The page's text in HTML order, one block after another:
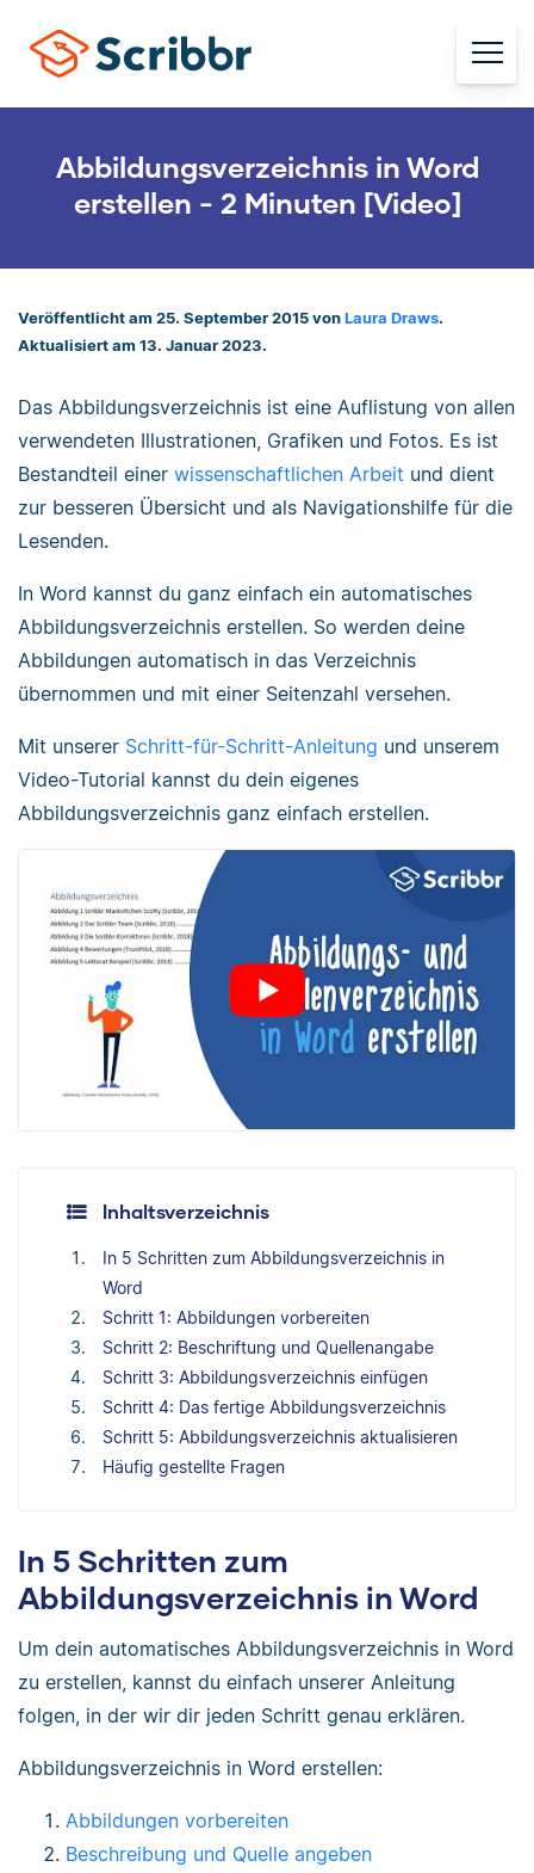
Abbildungsverzeichnis in Word
erstellen - 2 Minuten [Video]
Veröffentlicht am 25. September 2015 von Laura Draws.
Aktualisiert am 13. Januar 2023.
Das Abbildungsverzeichnis ist eine Auflistung von allen
verwendeten Illustrationen, Grafiken und Fotos. Es ist
Bestandteil einer wissenschaftlichen Arbeit und dient
zur besseren Übersicht und als Navigationshilfe für die
Lesenden.
In Word kannst du ganz einfach ein automatisches
Abbildungsverzeichnis erstellen. So werden deine
Abbildungen automatisch in das Verzeichnis
übernommen und mit einer Seitenzahl versehen.
Mit unserer Schritt-für-Schritt-Anleitung und unserem
Video-Tutorial kannst du dein eigenes
Abbildungsverzeichnis ganz einfach erstellen.
Inhaltsverzeichnis
In 5 Schritten zum Abbildungsverzeichnis in
Word
Schritt 1: Abbildungen vorbereiten
Schritt 2: Beschriftung und Quellenangabe
Schritt 3: Abbildungsverzeichnis einfügen
Schritt 4: Das fertige Abbildungsverzeichnis
Schritt 5: Abbildungsverzeichnis aktualisieren
Häufig gestellte Fragen
In 5 Schritten zum
Abbildungsverzeichnis in Word
Um dein automatisches Abbildungsverzeichnis in Word
zu erstellen, kannst du einfach unserer Anleitung
folgen, in der wir dir jeden Schritt genau erklären.
Abbildungsverzeichnis in Word erstellen:
Abbildungen vorbereiten
Beschreibung und Quelle angeben